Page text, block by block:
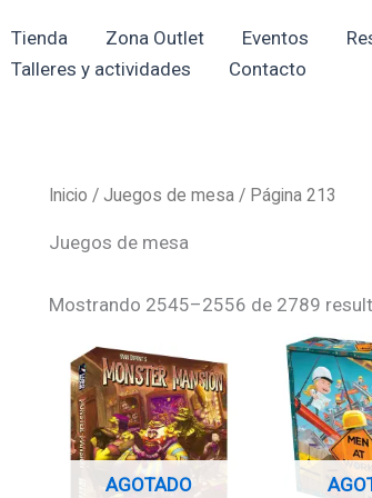
Tienda Zona Outlet Eventos
Talleres y actividades
Contacto
Inicio / Juegos de mesa / Página 213
Juegos de mesa
Mostrando 2545–2556 de 2789
AGOTADO